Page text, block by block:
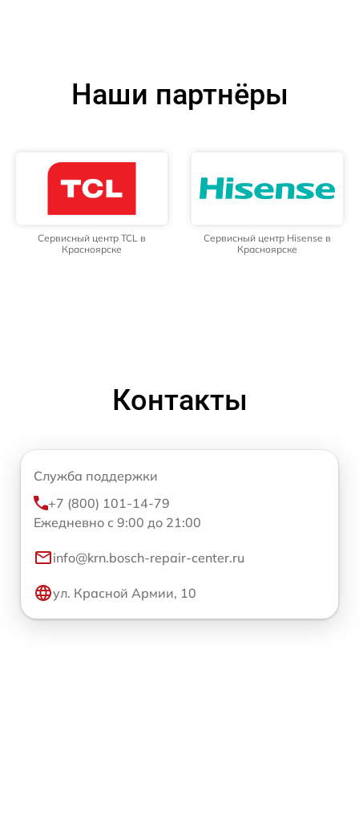
Наши партнёры
Сервисный центр TCL в
Красноярске
Сервисный центр Hisense в
Красноярске
Контакты
Служба поддержки
+7 (800) 101-14-79
Ежедневно с 9:00 до 21:00
info@krn.bosch-repair-center.ru
ул. Красной Армии, 10